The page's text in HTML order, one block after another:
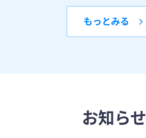
もっとみる
お知らせ